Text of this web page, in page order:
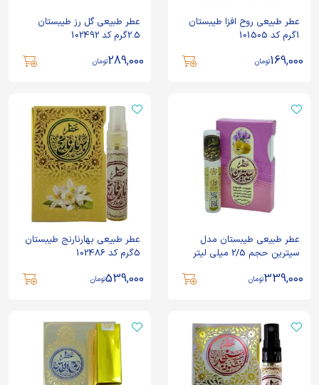
عطر طبیعی روح افزا طیبستان
1گرم کد 101505
169,000تومان
عطر طبیعی گل رز طیبستان
2.5گرم کد 102492
289,000تومان
عطر طبیعی طیبستان مدل
سیترین حجم 2/5 میلی لیتر
339,000تومان
عطر طبیعی بهارنارنج طیبستان
5گرم کد 102486
539,000تومان